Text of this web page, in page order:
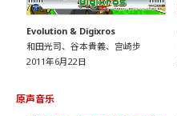
Evolution & Digixros
和田光司、谷本貴義、宫崎步
2011年6月22日
原声音乐